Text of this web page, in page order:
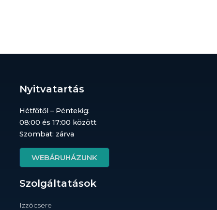
Nyitvatartás
Hétfőtől – Péntekig:
08:00 és 17:00 között
Szombat: zárva
WEBÁRUHÁZUNK
Szolgáltatások
Izzócsere